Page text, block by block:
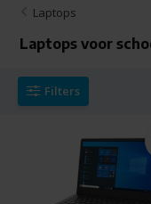
Laptops
Laptops voor
Filters